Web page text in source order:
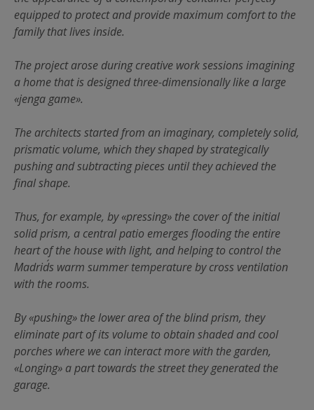
equipped to protect and provide maximum comfort to the
family that lives inside.
The project arose during creative work sessions imagining
a home that is designed three-dimensionally like a large
«jenga game».
The architects started from an imaginary, completely solid,
prismatic volume, which they shaped by strategically
pushing and subtracting pieces until they achieved the
final shape.
Thus, for example, by «pressing» the cover of the initial
solid prism, a central patio emerges flooding the entire
heart of the house with light, and helping to control the
Madrid´s warm summer temperature by cross ventilation
with the rooms.
By «pushing» the lower area of the blind prism, they
eliminate part of its volume to obtain shaded and cool
porches where we can interact more with the garden,
«Longing» a part towards the street they generated the
garage.